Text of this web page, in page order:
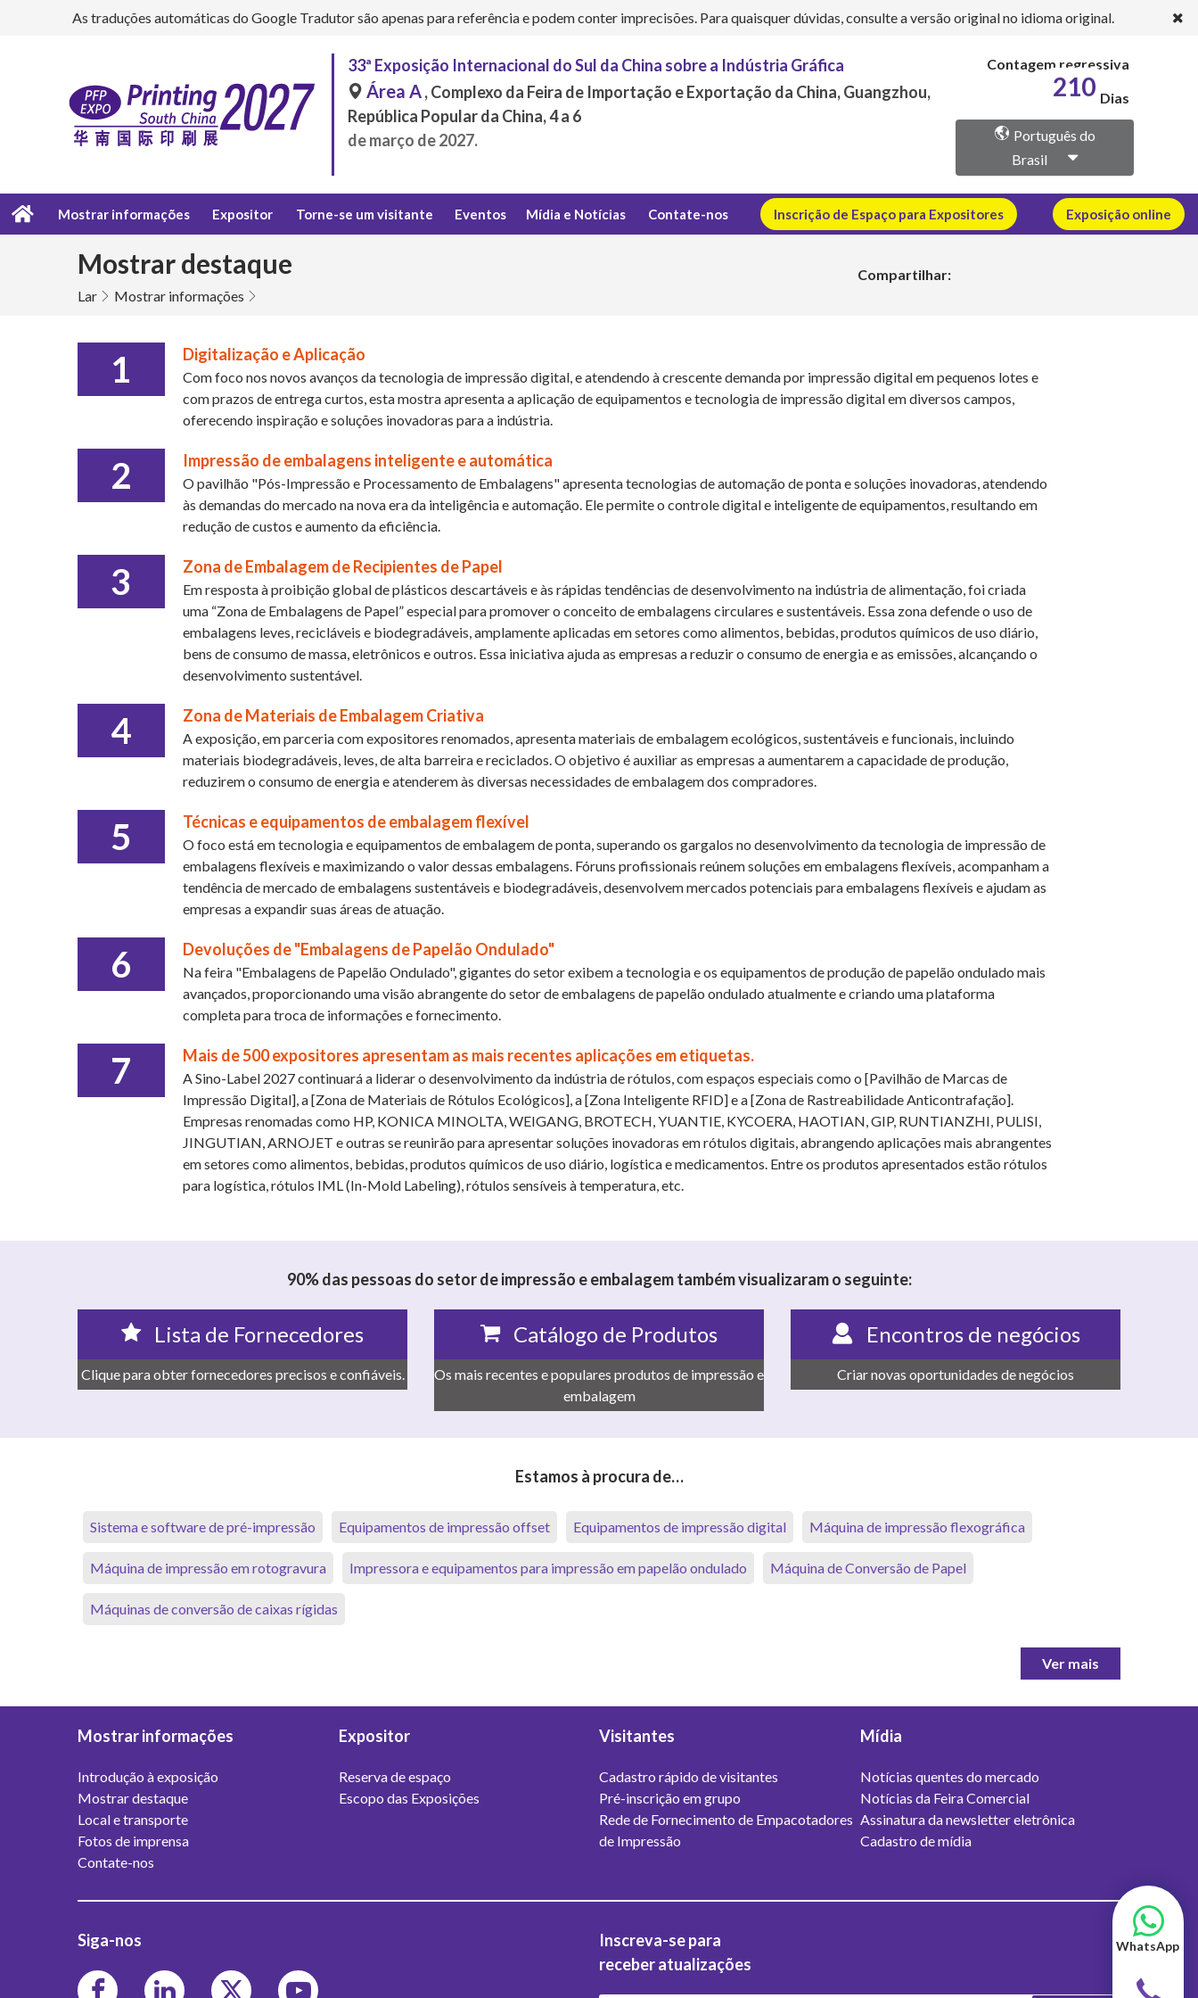
As traduções automáticas do Google Tradutor são apenas para referência e podem conter imprecisões. Para quaisquer dúvidas, consulte a versão original no idioma original.
33ª Exposição Internacional do Sul da China sobre a Indústria Gráfica
Área A, Complexo da Feira de Importação e Exportação da China, Guangzhou,
República Popular da China, 4 a 6
de março de 2027.
Contagem regressiva
210 Dias
Português do
Brasil
Mostrar informações Expositor Torne-se um visitante Eventos Mídia e Notícias Contate-nos Inscrição de Espaço para Expositores Exposição online
Mostrar destaque
Lar Mostrar informações
Compartilhar:
1 Digitalização e Aplicação
Com foco nos novos avanços da tecnologia de impressão digital, e atendendo à crescente demanda por impressão digital em pequenos lotes e
com prazos de entrega curtos, esta mostra apresenta a aplicação de equipamentos e tecnologia de impressão digital em diversos campos,
oferecendo inspiração e soluções inovadoras para a indústria.
2 Impressão de embalagens inteligente e automática
O pavilhão "Pós-Impressão e Processamento de Embalagens" apresenta tecnologias de automação de ponta e soluções inovadoras, atendendo
às demandas do mercado na nova era da inteligência e automação. Ele permite o controle digital e inteligente de equipamentos, resultando em
redução de custos e aumento da eficiência.
3 Zona de Embalagem de Recipientes de Papel
Em resposta à proibição global de plásticos descartáveis ​​e às rápidas tendências de desenvolvimento na indústria de alimentação, foi criada
uma “Zona de Embalagens de Papel” especial para promover o conceito de embalagens circulares e sustentáveis. Essa zona defende o uso de
embalagens leves, recicláveis ​​e biodegradáveis, amplamente aplicadas em setores como alimentos, bebidas, produtos químicos de uso diário,
bens de consumo de massa, eletrônicos e outros. Essa iniciativa ajuda as empresas a reduzir o consumo de energia e as emissões, alcançando o
desenvolvimento sustentável.
4 Zona de Materiais de Embalagem Criativa
A exposição, em parceria com expositores renomados, apresenta materiais de embalagem ecológicos, sustentáveis ​​e funcionais, incluindo
materiais biodegradáveis, leves, de alta barreira e reciclados. O objetivo é auxiliar as empresas a aumentarem a capacidade de produção,
reduzirem o consumo de energia e atenderem às diversas necessidades de embalagem dos compradores.
5 Técnicas e equipamentos de embalagem flexível
O foco está em tecnologia e equipamentos de embalagem de ponta, superando os gargalos no desenvolvimento da tecnologia de impressão de
embalagens flexíveis e maximizando o valor dessas embalagens. Fóruns profissionais reúnem soluções em embalagens flexíveis, acompanham a
tendência de mercado de embalagens sustentáveis ​​e biodegradáveis, desenvolvem mercados potenciais para embalagens flexíveis e ajudam as
empresas a expandir suas áreas de atuação.
6 Devoluções de "Embalagens de Papelão Ondulado"
Na feira "Embalagens de Papelão Ondulado", gigantes do setor exibem a tecnologia e os equipamentos de produção de papelão ondulado mais
avançados, proporcionando uma visão abrangente do setor de embalagens de papelão ondulado atualmente e criando uma plataforma
completa para troca de informações e fornecimento.
7 Mais de 500 expositores apresentam as mais recentes aplicações em etiquetas.
A Sino-Label 2027 continuará a liderar o desenvolvimento da indústria de rótulos, com espaços especiais como o [Pavilhão de Marcas de
Impressão Digital], a [Zona de Materiais de Rótulos Ecológicos], a [Zona Inteligente RFID] e a [Zona de Rastreabilidade Anticontrafação].
Empresas renomadas como HP, KONICA MINOLTA, WEIGANG, BROTECH, YUANTIE, KYCOERA, HAOTIAN, GIP, RUNTIANZHI, PULISI,
JINGUTIAN, ARNOJET e outras se reunirão para apresentar soluções inovadoras em rótulos digitais, abrangendo aplicações mais abrangentes
em setores como alimentos, bebidas, produtos químicos de uso diário, logística e medicamentos. Entre os produtos apresentados estão rótulos
para logística, rótulos IML (In-Mold Labeling), rótulos sensíveis à temperatura, etc.
90% das pessoas do setor de impressão e embalagem também visualizaram o seguinte:
Lista de Fornecedores
Clique para obter fornecedores precisos e confiáveis.
Catálogo de Produtos
Os mais recentes e populares produtos de impressão e
embalagem
Encontros de negócios
Criar novas oportunidades de negócios
Estamos à procura de…
Sistema e software de pré-impressão Equipamentos de impressão offset Equipamentos de impressão digital Máquina de impressão flexográfica
Máquina de impressão em rotogravura Impressora e equipamentos para impressão em papelão ondulado Máquina de Conversão de Papel
Máquinas de conversão de caixas rígidas
Ver mais
Mostrar informações
Introdução à exposição
Mostrar destaque
Local e transporte
Fotos de imprensa
Contate-nos
Expositor
Reserva de espaço
Escopo das Exposições
Visitantes
Cadastro rápido de visitantes
Pré-inscrição em grupo
Rede de Fornecimento de Empacotadores
de Impressão
Mídia
Notícias quentes do mercado
Notícias da Feira Comercial
Assinatura da newsletter eletrônica
Cadastro de mídia
Siga-nos
Inscreva-se para
receber atualizações
WhatsApp